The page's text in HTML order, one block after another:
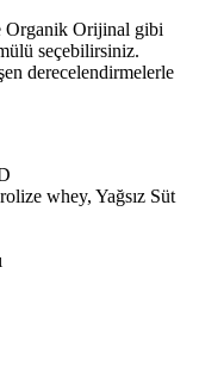
Organik Orijinal gibi
seçebilirsiniz.
derecelendirmelerle
whey, Yağsız Süt